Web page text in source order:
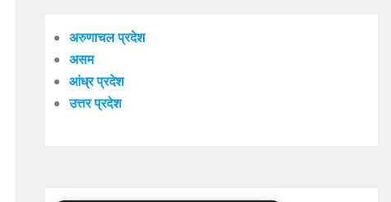
अरुणाचल प्रदेश
असम
आंध्र प्रदेश
उत्तर प्रदेश